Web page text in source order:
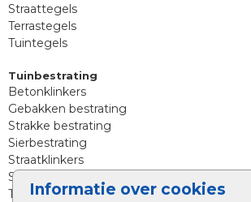
Informatie over cookies
Straattegels
Terrastegels
Tuintegels
Tuinbestrating
Betonklinkers
Gebakken bestrating
Strakke bestrating
Sierbestrating
Straatklinkers
Straatstenen
Trommelstenen